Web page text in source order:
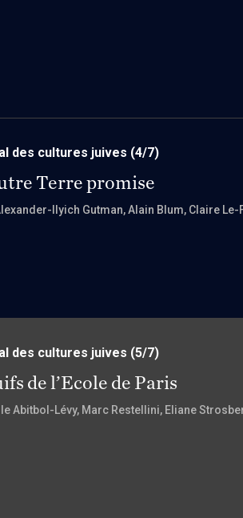
des cultures juives (4/7)
Terre promise
Ilyich Gutman, Alain Blum, Claire Le-
des cultures juives (5/7)
de l’Ecole de Paris
Abitbol-Lévy, Marc Restellini, Eliane